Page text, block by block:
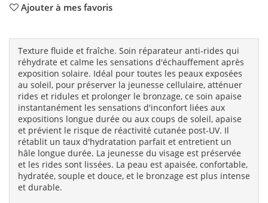
Ajouter à mes favoris
Texture fluide et fraîche. Soin réparateur anti-rides qui
réhydrate et calme les sensations d'échauffement après
exposition solaire. Idéal pour toutes les peaux exposées
au soleil, pour préserver la jeunesse cellulaire, atténuer
rides et ridules et prolonger le bronzage, ce soin apaise
instantanément les sensations d'inconfort liées aux
expositions longue durée ou aux coups de soleil, apaise
et prévient le risque de réactivité cutanée post-UV. Il
rétablit un taux d'hydratation parfait et entretient un
hâle longue durée. La jeunesse du visage est préservée
et les rides sont lissées. La peau est apaisée, confortable,
hydratée, souple et douce, et le bronzage est plus intense
et durable.